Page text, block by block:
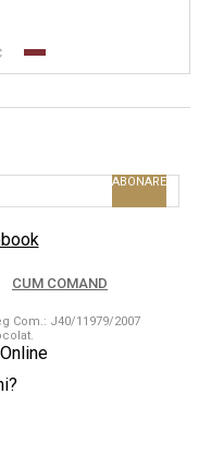
ABONARE
CUM COMAND
Com.: J40/11979/2007